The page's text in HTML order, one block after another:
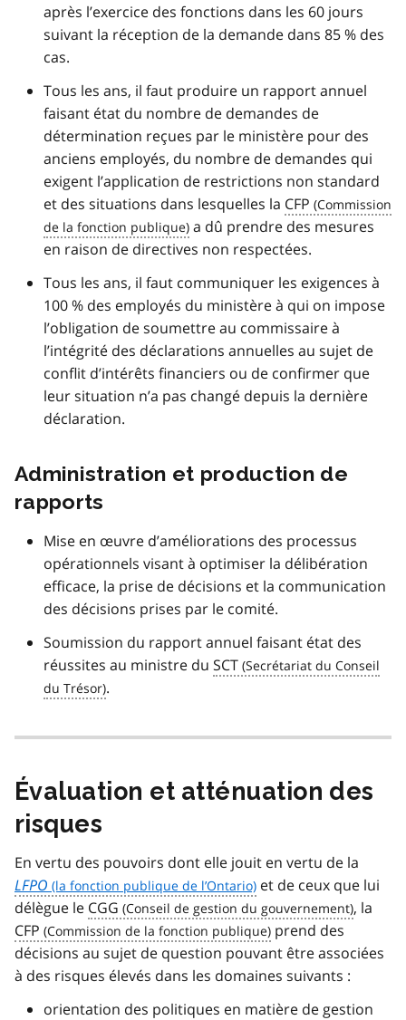
après l’exercice des fonctions dans les 60 jours
suivant la réception de la demande dans 85 % des
cas.
Tous les ans, il faut produire un rapport annuel
faisant état du nombre de demandes de
détermination reçues par le ministère pour des
anciens employés, du nombre de demandes qui
exigent l’application de restrictions non standard
et des situations dans lesquelles la CFP
a dû prendre des mesures
en raison de directives non respectées.
Tous les ans, il faut communiquer les exigences à
100 % des employés du ministère à qui on impose
l’obligation de soumettre au commissaire à
l’intégrité des déclarations annuelles au sujet de
conflit d’intérêts financiers ou de confirmer que
leur situation n’a pas changé depuis la dernière
déclaration.
Administration et production de
rapports
Mise en œuvre d’améliorations des processus
opérationnels visant à optimiser la délibération
efficace, la prise de décisions et la communication
des décisions prises par le comité.
Soumission du rapport annuel faisant état des
réussites au ministre du SCT
.
Évaluation et atténuation des
risques
En vertu des pouvoirs dont elle jouit en vertu de la
LFPO
et de ceux que lui
délègue le CGG
, la
CFP
prend des
décisions au sujet de question pouvant être associées
à des risques élevés dans les domaines suivants :
orientation des politiques en matière de gestion